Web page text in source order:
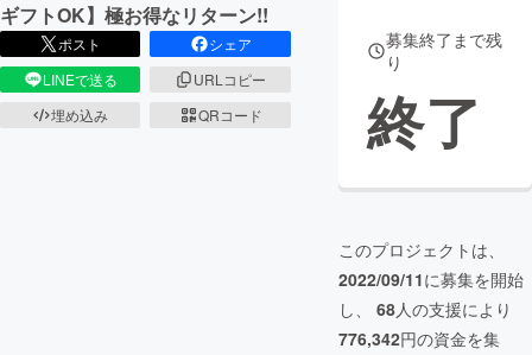
ギフトOK】極お得なリターン!!
ポスト
シェア
LINEで送る
URLコピー
埋め込み
QRコード
募集終了まで残
り
終了
このプロジェクトは、
2022/09/11に募集を開始
し、 68人の支援により
776,342円の資金を集